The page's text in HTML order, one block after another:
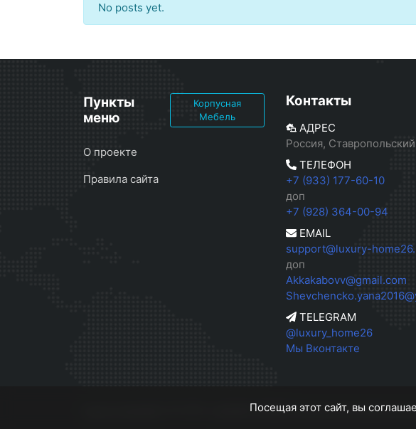
No posts yet.
Пункты
меню
Корпусная
Мебель
О проекте
Правила сайта
Контакты
АДРЕС
Россия,
ТЕЛЕФОН
+7 (933) 177-60-10
доп
+7 (928) 364-00-94
EMAIL
support@luxury-
доп
Akkakabovv@gmail.com
TELEGRAM
@luxury_home26
Мы Вконтакте
LUXURY HOME || Корпусная мебель на
Посещая этот сайт, вы